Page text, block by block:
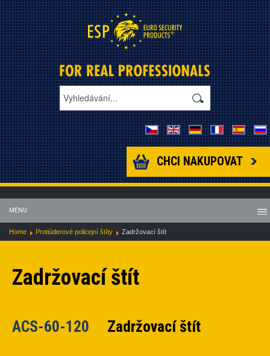
CHCI NAKUPOVAT
MENU
Home Protiúderové policejní štíty Zadržovací štít
Zadržovací štít
ACS-60-120 Zadržovací štít